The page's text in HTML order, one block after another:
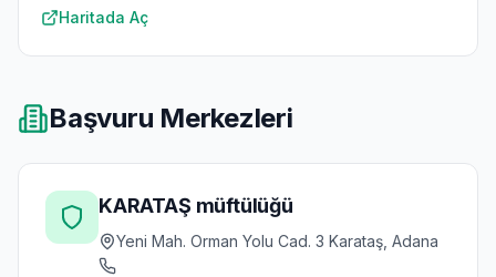
Haritada Aç
Başvuru Merkezleri
KARATAŞ müftülüğü
Yeni Mah. Orman Yolu Cad. 3 Karataş, Adana